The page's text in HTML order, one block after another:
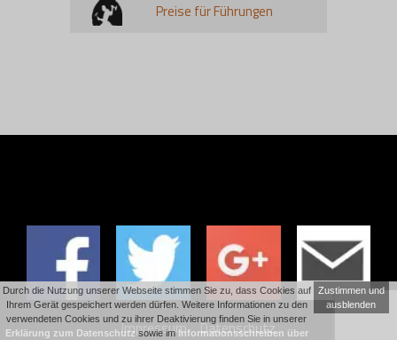
Preise für Führungen
Impressum Datenschutz
Durch die Nutzung unserer Webseite stimmen Sie zu, dass Cookies auf
Ihrem Gerät gespeichert werden dürfen. Weitere Informationen zu den
verwendeten Cookies und zu ihrer Deaktivierung finden Sie in unserer
Erklärung zum Datenschutz sowie imInformationsschreiben über
Zustimmen und
ausblenden